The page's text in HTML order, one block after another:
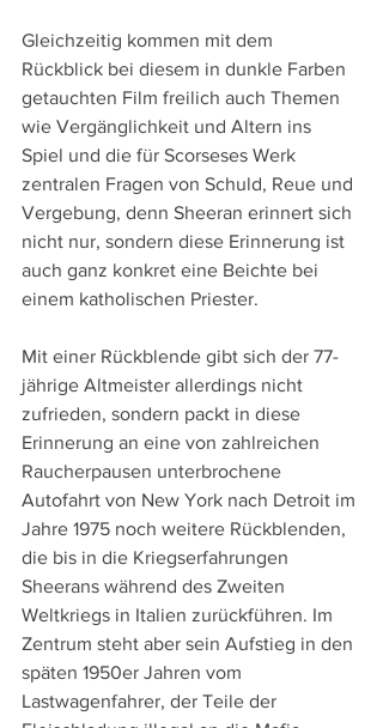
Gleichzeitig kommen mit dem
Rückblick bei diesem in dunkle Farben
getauchten Film freilich auch Themen
wie Vergänglichkeit und Altern ins
Spiel und die für Scorseses Werk
zentralen Fragen von Schuld, Reue und
Vergebung, denn Sheeran erinnert sich
nicht nur, sondern diese Erinnerung ist
auch ganz konkret eine Beichte bei
einem katholischen Priester.
Mit einer Rückblende gibt sich der 77-
jährige Altmeister allerdings nicht
zufrieden, sondern packt in diese
Erinnerung an eine von zahlreichen
Raucherpausen unterbrochene
Autofahrt von New York nach Detroit im
Jahre 1975 noch weitere Rückblenden,
die bis in die Kriegserfahrungen
Sheerans während des Zweiten
Weltkriegs in Italien zurückführen. Im
Zentrum steht aber sein Aufstieg in den
späten 1950er Jahren vom
Lastwagenfahrer, der Teile der